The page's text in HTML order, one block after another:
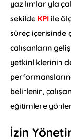
yazılımlarıyla
şekilde KPI ile
süreç içerisinde
çalışanların
yetkinliklerinin
belirlenir,
eğitimlere
İzin